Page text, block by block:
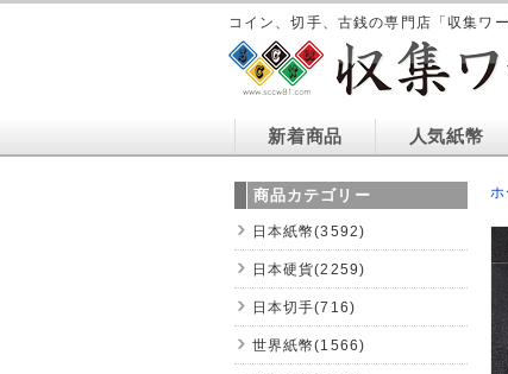
コイン、切手、古銭の専門店「収集ワ
新着商品 人気紙幣
商品カテゴリー
日本紙幣(3592)
日本硬貨(2259)
日本切手(716)
世界紙幣(1566)